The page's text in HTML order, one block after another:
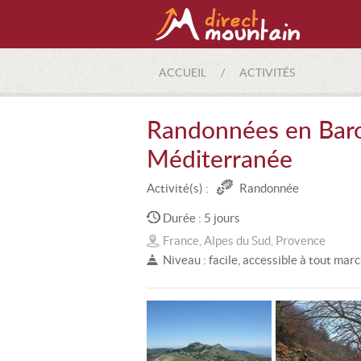
ACCUEIL / ACTIVITÉS
Randonnées en
Méditerranée
Activité(s) : Randonnée
Durée : 5 jours
France, Alpes du Sud, Provence
Niveau : facile, accessible à tout